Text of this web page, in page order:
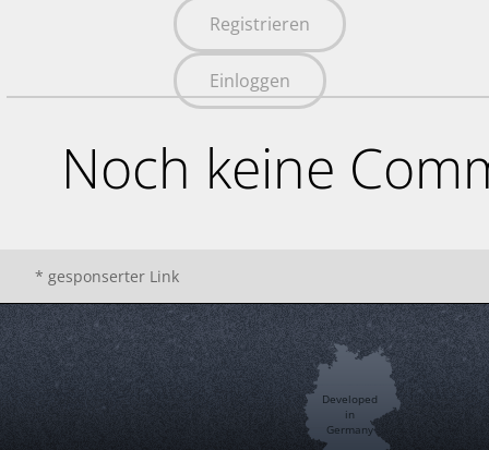
Registrieren
Einloggen
Noch keine
* gesponserter Link
Developed
in
Germany